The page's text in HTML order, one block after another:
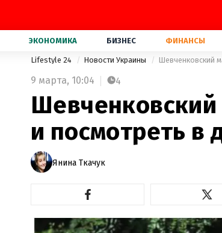
ЭКОНОМИКА БИЗНЕС ФИНАНСЫ
Lifestyle 24 Новости Украины Шевченковский
9 марта, 10:04 4
Шевченковский
и посмотреть в
Янина Ткачук